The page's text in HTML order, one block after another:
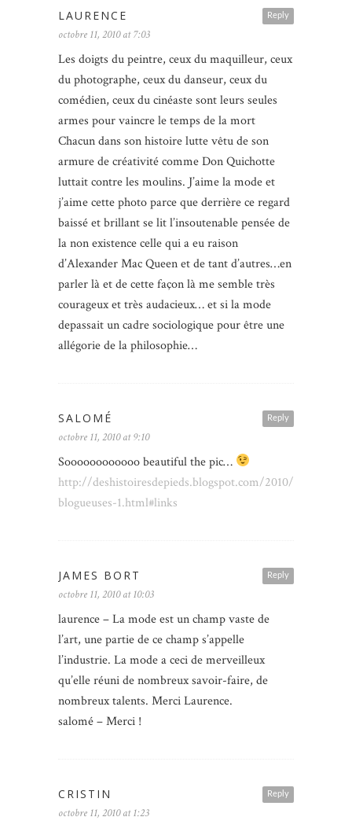
Reply
LAURENCE
octobre 11, 2010 at 7:03
Les doigts du peintre, ceux du maquilleur, ceux
du photographe, ceux du danseur, ceux du
comédien, ceux du cinéaste sont leurs seules
armes pour vaincre le temps de la mort
Chacun dans son histoire lutte vêtu de son
armure de créativité comme Don Quichotte
luttait contre les moulins. J’aime la mode et
j’aime cette photo parce que derrière ce regard
baissé et brillant se lit l’insoutenable pensée de
la non existence celle qui a eu raison
d’Alexander Mac Queen et de tant d’autres…en
parler là et de cette façon là me semble très
courageux et très audacieux… et si la mode
depassait un cadre sociologique pour être une
allégorie de la philosophie…
Reply
SALOMÉ
octobre 11, 2010 at 9:10
Soooooooooooo beautiful the pic…
http://deshistoiresdepieds.blogspot.com/2010/10/les-
blogueuses-1.html#links
Reply
JAMES BORT
octobre 11, 2010 at 10:03
laurence – La mode est un champ vaste de
l’art, une partie de ce champ s’appelle
l’industrie. La mode a ceci de merveilleux
qu’elle réuni de nombreux savoir-faire, de
nombreux talents. Merci Laurence.
salomé – Merci !
Reply
CRISTIN
octobre 11, 2010 at 1:23